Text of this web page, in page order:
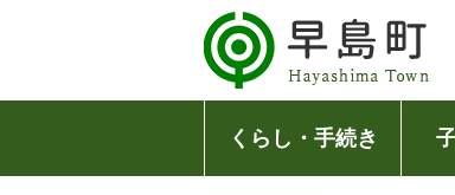
くらし・手続き